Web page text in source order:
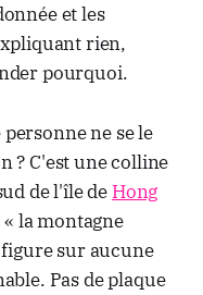
et les
rien,
pourquoi.
ne se le
? C'est une colline
de l'île de Hong
la montagne
sur aucune
Pas de plaque